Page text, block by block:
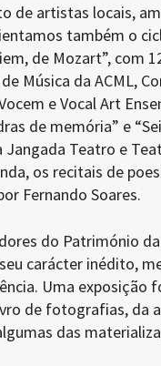
de artistas locais,
também o
de Mozart”, com
Música da ACML,
e Vocal Art
de memória” e
Jangada Teatro e
os recitais de
Fernando Soares.
do Património
carácter inédito,
Uma exposição
de fotografias, da
das